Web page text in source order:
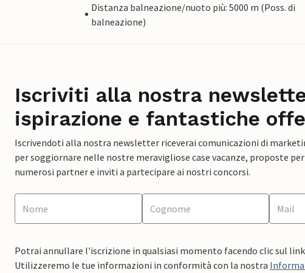
Distanza balneazione/nuoto più: 5000 m (Poss. di
balneazione)
Iscriviti alla nostra
ispirazione e fantastiche
Iscrivendoti alla nostra newsletter riceverai comunicazioni di
per soggiornare nelle nostre meravigliose case vacanze, proposte
numerosi partner e inviti a partecipare ai nostri concorsi.
Potrai annullare l'iscrizione in qualsiasi momento facendo clic sul
Utilizzeremo le tue informazioni in conformità con la nostra